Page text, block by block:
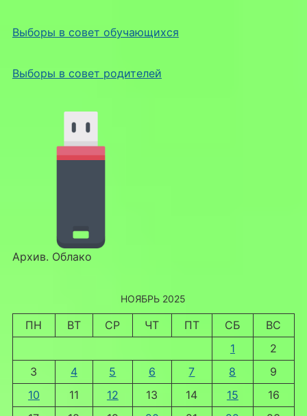
Выборы в совет обучающихся
Выборы в совет родителей
Архив. Облако
НОЯБРЬ 2025
ПН ВТ СР ЧТ ПТ СБ
ВС
1
2
3
4 5 6 7 8
9
10
11 12 13 14 15
16